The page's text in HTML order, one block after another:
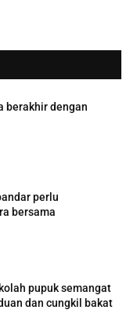
berakhir dengan
perlu
bersama
pupuk semangat
dan cungkil bakat